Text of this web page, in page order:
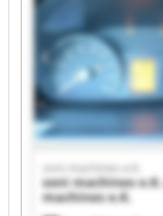
e.K.
soni machines e.K.
soni machines e.K.
machines e.K.